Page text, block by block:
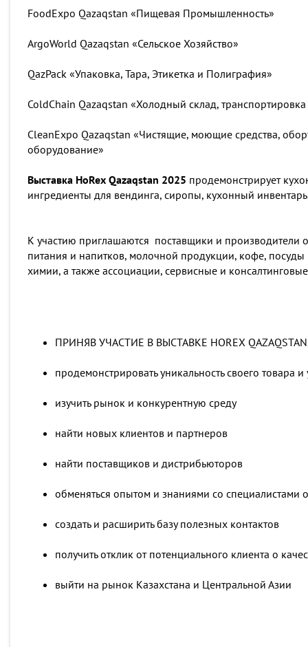
FoodExpo Qazaqstan «Пищевая Промышленность»
ArgoWorld Qazaqstan «Сельское Хозяйство»
QazPack «Упаковка, Тара, Этикетка и Полиграфия»
ColdChain Qazaqstan «Холодный склад,
CleanExpo Qazaqstan «Чистящие, моющие средства,
оборудование»
Выставка HoRex Qazaqstan 2025 продемонстрирует
ингредиенты для вендинга, сиропы, кухонный
К участию приглашаются поставщики и производители
питания и напитков, молочной продукции, кофе,
химии, а также ассоциации, сервисные и
ПРИНЯВ УЧАСТИЕ В ВЫСТАВКЕ HOREX
продемонстрировать уникальность своего товара и
изучить рынок и конкурентную среду
найти новых клиентов и партнеров
найти поставщиков и дистрибьюторов
обменяться опытом и знаниями со специалистами
создать и расширить базу полезных контактов
получить отклик от потенциального клиента о
выйти на рынок Казахстана и Центральной Азии